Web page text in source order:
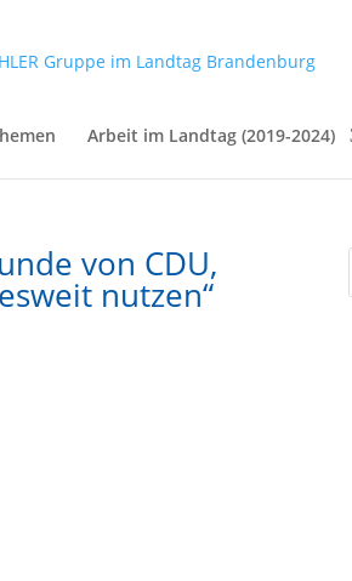
Arbeit im Landtag (2019-2024)
von CDU,
nutzen“